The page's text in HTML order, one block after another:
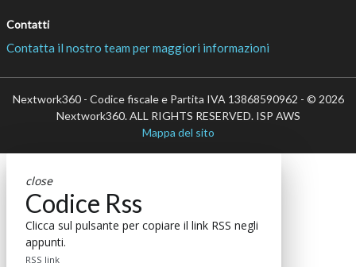
Contatti
Contatta il nostro team per maggiori informazioni
Nextwork360 - Codice fiscale e Partita IVA 13868590962 - © 2026
Nextwork360. ALL RIGHTS RESERVED. ISP AWS
Mappa del sito
close
Codice Rss
Clicca sul pulsante per copiare il link RSS negli
appunti.
RSS link